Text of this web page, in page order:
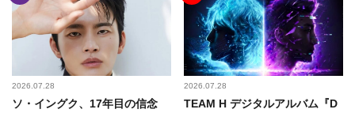
2026.07.28
ソ・イングク、17年目の信念
2026.07.28
TEAM H デジタルアルバム『D